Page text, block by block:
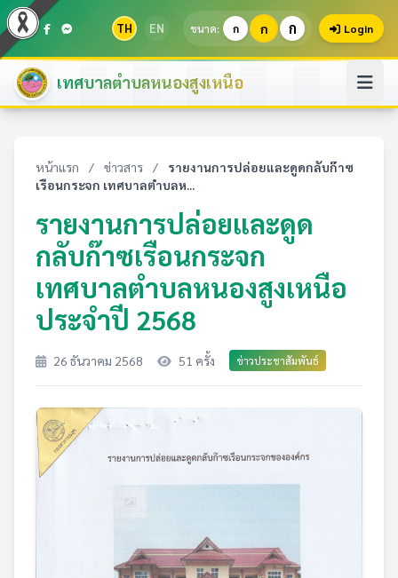
TH EN ขนาด: ก ก ก Login
เทศบาลตำบลหนองสูงเหนือ
หน้าแรก / ข่าวสาร /
รายงานการปล่อยและดูดกลับก๊าซ
เรือนกระจก เทศบาลตำบลห...
รายงานการปล่อยและดูด
กลับก๊าซเรือนกระจก
เทศบาลตำบลหนองสูงเหนือ
ประจำปี 2568
26 ธันวาคม 2568 51 ครั้ง ข่าวประชาสัมพันธ์